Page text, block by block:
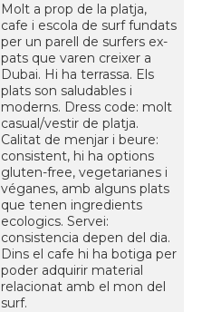
Molt a prop de la platja,
cafe i escola de surf fundats
per un parell de surfers ex-
pats que varen creixer a
Dubai. Hi ha terrassa. Els
plats son saludables i
moderns. Dress code: molt
casual/vestir de platja.
Calitat de menjar i beure:
consistent, hi ha options
gluten-free, vegetarianes i
véganes, amb alguns plats
que tenen ingredients
ecologics. Servei:
consistencia depen del dia.
Dins el cafe hi ha botiga per
poder adquirir material
relacionat amb el mon del
surf.